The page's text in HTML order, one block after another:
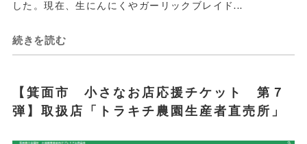
した。現在、生にんにくやガーリックブレイド...
続きを読む
【箕面市 小さなお店応援チケット 第７
弾】取扱店「トラキチ農園生産者直売所」